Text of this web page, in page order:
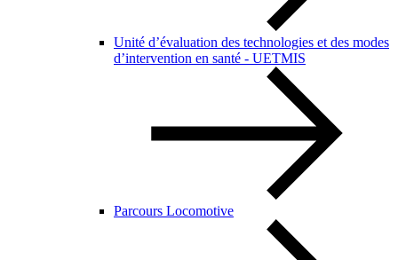
Unité d’évaluation des technologies et des modes
d’intervention en santé - UETMIS
Parcours Locomotive